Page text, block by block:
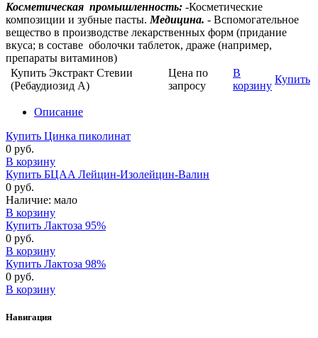
Косметическая промышленность: -Косметические
композиции и зубные пасты. Медицина. - Вспомогательное
вещество в производстве лекарственных форм (придание
вкуса; в составе оболочки таблеток, драже (например,
препараты витаминов)
Купить Экстракт Стевии
(Ребаудиозид А)
Цена по
запросу
В
корзину
Купить
Описание
Купить Цинка пиколинат
0 руб.
В корзину
Купить БЦAA Лейцин-Изолейцин-Валин
0 руб.
Наличие: мало
В корзину
Купить Лактоза 95%
0 руб.
В корзину
Купить Лактоза 98%
0 руб.
В корзину
Навигация